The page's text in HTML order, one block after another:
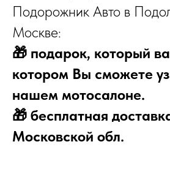
Подорожник Авто в
Москве:
🎁 подарок, который
котором Вы сможете
нашем мотосалоне.
🎁 бесплатная
Московской обл.